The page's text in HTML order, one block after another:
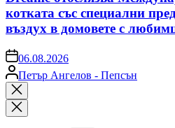
котката със специални
въздух в домовете с
on06.08.2026
Posted
by
Петър Ангелов - Пепсън
Close
search